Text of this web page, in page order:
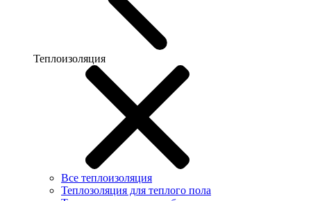
Теплоизоляция
Все теплоизоляция
Теплозоляция для теплого пола